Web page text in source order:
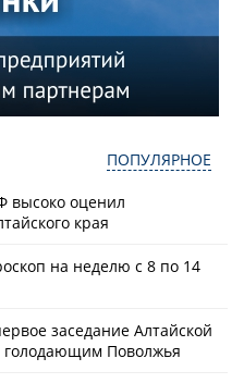
ПОПУЛЯРНОЕ
высоко оценил
края
на неделю с 8 по 14
заседание Алтайской
голодающим Поволжья